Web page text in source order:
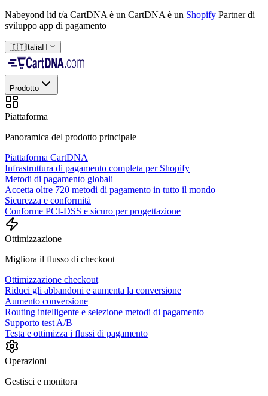
Nabeyond ltd t/a CartDNA è un CartDNA è un Shopify Partner di
sviluppo app di pagamento
🇮🇹ItaliaIT
Prodotto
Piattaforma
Panoramica del prodotto principale
Piattaforma CartDNA
Infrastruttura di pagamento completa per Shopify
Metodi di pagamento globali
Accetta oltre 720 metodi di pagamento in tutto il mondo
Sicurezza e conformità
Conforme PCI-DSS e sicuro per progettazione
Ottimizzazione
Migliora il flusso di checkout
Ottimizzazione checkout
Riduci gli abbandoni e aumenta la conversione
Aumento conversione
Routing intelligente e selezione metodi di pagamento
Supporto test A/B
Testa e ottimizza i flussi di pagamento
Operazioni
Gestisci e monitora